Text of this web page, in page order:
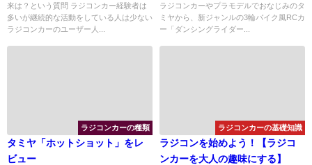
来は？という質問 ラジコンカー経験者は
多いが継続的な活動をしている人は少ない
ラジコンカーのユーザー人...
ラジコンカーやプラモデルでおなじみのタ
ミヤから、新ジャンルの3輪バイク風RCカ
ー「ダンシングライダー...
ラジコンカーの種類
タミヤ「ホットショット」をレ
ビュー
ラジコンカーの基礎知識
ラジコンを始めよう！【ラジコ
ンカーを大人の趣味にする】